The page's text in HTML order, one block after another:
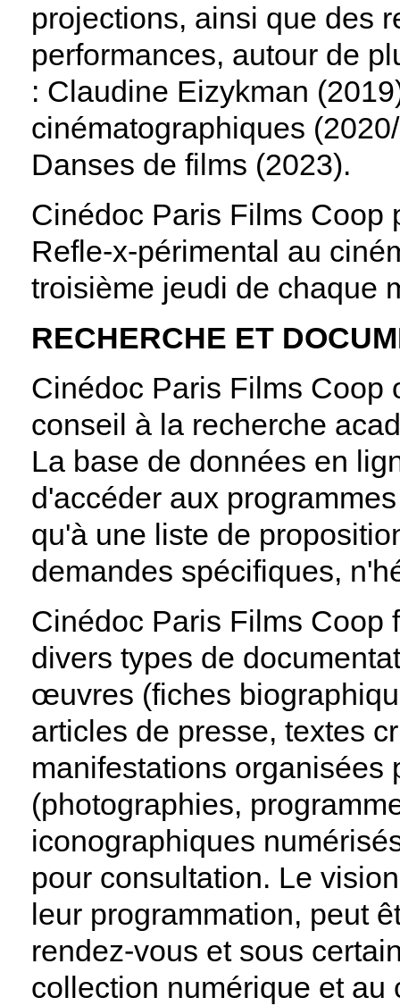
projections, ainsi que des
performances, autour de
: Claudine Eizykman
cinématographiques
Danses de films (2023).
Cinédoc Paris Films Coop
Refle-x-périmental au
troisième jeudi de chaque
RECHERCHE ET
Cinédoc Paris Films Coop
conseil à la recherche
La base de données en
d'accéder aux
qu'à une liste de
demandes spécifiques,
Cinédoc Paris Films Coop
divers types de
œuvres (fiches
articles de presse, textes
manifestations organisées
(photographies,
iconographiques
pour consultation. Le
leur programmation, peut
rendez-vous et sous
collection numérique et au